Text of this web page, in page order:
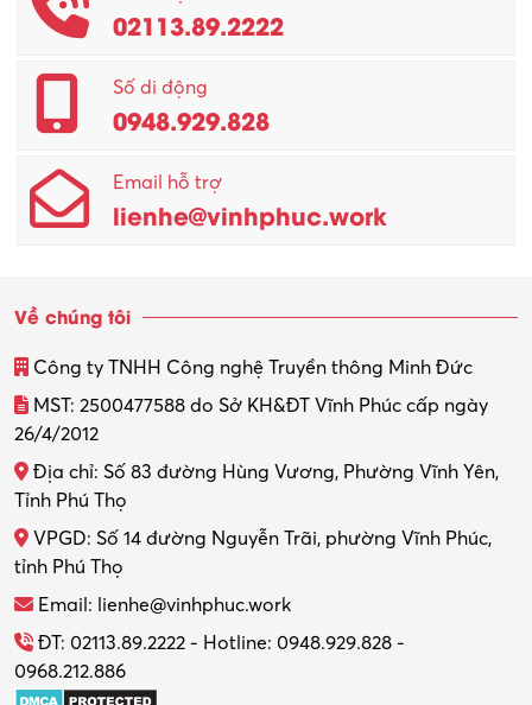
Promotion Girl (PG)
Quản lý – Giám đốc
Quản lý chất lượng – QC
Quản lý sản xuất
Quản trị kinh doanh
Thiết kế nội thất
Thợ máy – Ô tô – Xe máy
Thực tập
Tổ chức sự kiện – Quà tặng
Trợ lý
02113.89.2222
Số di động
0948.929.828
Email hỗ trợ
lienhe@vinhphuc.work
Về chúng tôi
Công ty TNHH Công nghệ Truyền thông Minh Đức
MST: 2500477588 do Sở KH&ĐT Vĩnh Phúc cấp ngày
26/4/2012
Địa chỉ: Số 83 đường Hùng Vương, Phường Vĩnh Yên,
Tỉnh Phú Thọ
VPGD: Số 14 đường Nguyễn Trãi, phường Vĩnh Phúc,
tỉnh Phú Thọ
Email: lienhe@vinhphuc.work
ĐT: 02113.89.2222 - Hotline: 0948.929.828 -
0968.212.886